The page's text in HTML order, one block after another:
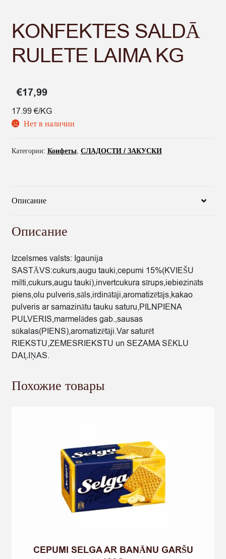
KONFEKTES SALDĀ
RULETE LAIMA KG
€17,99
17.99 €/KG
Нет в наличии
Категории: Конфеты, СЛАДОСТИ / ЗАКУСКИ
Описание
Описание
Izcelsmes valsts: Igaunija
SASTĀVS:cukurs,augu tauki,cepumi 15%(KVIEŠU
milti,cukurs,augu tauki),invertcukura sīrups,iebiezināts
piens,olu pulveris,sāls,irdinātāji,aromatizētājs,kakao
pulveris ar samazinātu tauku saturu,PILNPIENA
PULVERIS,marmelādes gab.,sausas
sūkalas(PIENS),aromatizētāji.Var saturēt
RIEKSTU,ZEMESRIEKSTU un SEZAMA SĒKLU
DAĻIŅAS.
Похожие товары
CEPUMI SELGA AR BANĀNU GARŠU